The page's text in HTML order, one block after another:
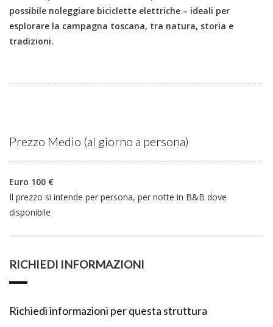
possibile noleggiare biciclette elettriche – ideali per
esplorare la campagna toscana, tra natura, storia e
tradizioni.
Prezzo Medio (al giorno a persona)
Euro 100 €
Il prezzo si intende per persona, per notte in B&B dove
disponibile
RICHIEDI INFORMAZIONI
Richiedi informazioni per questa struttura